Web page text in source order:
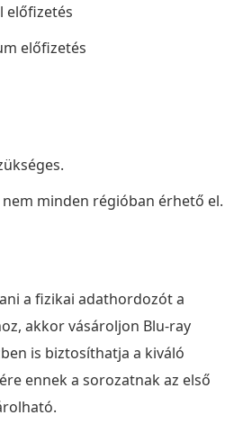
előfizetés
előfizetés
minden régióban érhető el.
a fizikai adathordozót a
akkor vásároljon Blu-ray
is biztosíthatja a kiváló
ennek a sorozatnak az első